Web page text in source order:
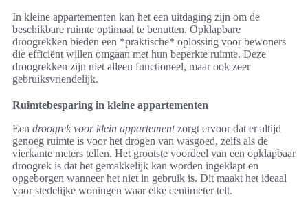
In kleine appartementen kan het een uitdaging zijn om de
beschikbare ruimte optimaal te benutten. Opklapbare
droogrekken bieden een *praktische* oplossing voor bewoners
die efficiënt willen omgaan met hun beperkte ruimte. Deze
droogrekken zijn niet alleen functioneel, maar ook zeer
gebruiksvriendelijk.
Ruimtebesparing in kleine appartementen
Een droogrek voor klein appartementzorgt ervoor dat er altijd
genoeg ruimte is voor het drogen van wasgoed, zelfs als de
vierkante meters tellen. Het grootste voordeel van een opklapbaar
droogrek is dat het gemakkelijk kan worden ingeklapt en
opgeborgen wanneer het niet in gebruik is. Dit maakt het ideaal
voor stedelijke woningen waar elke centimeter telt.